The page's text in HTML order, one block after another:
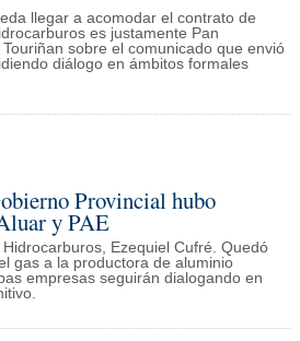
llegar a acomodar el contrato de
es justamente Pan
sobre el comunicado que envió
diálogo en ámbitos formales
Provincial hubo
y PAE
Ezequiel Cufré. Quedó
gas a la productora de aluminio
empresas seguirán dialogando en